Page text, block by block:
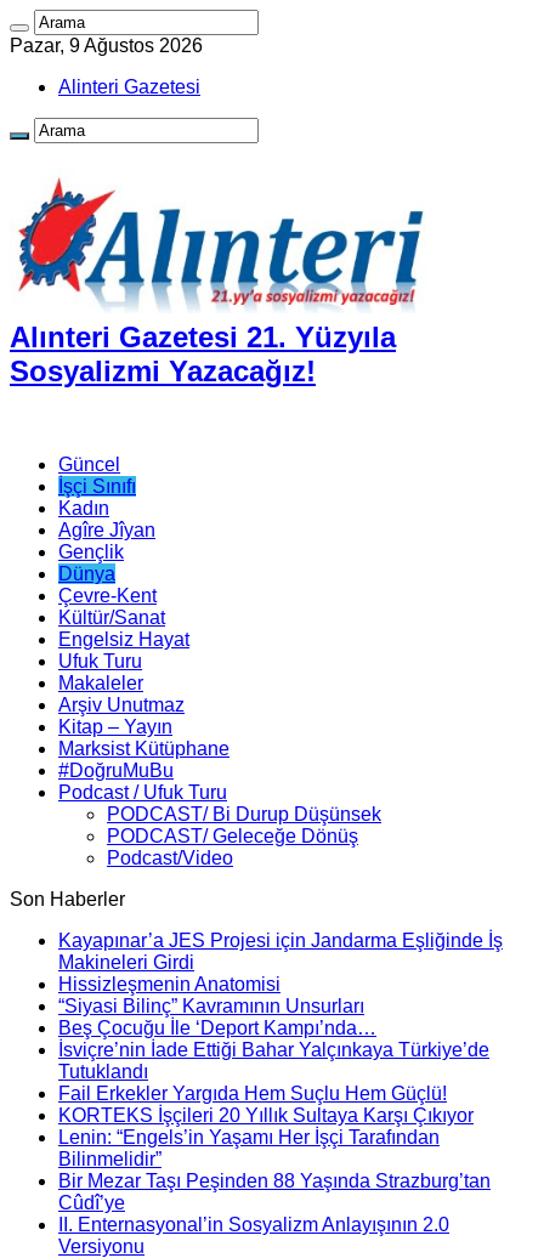
Pazar, 9 Ağustos 2026
Alinteri Gazetesi
Alınteri Gazetesi 21. Yüzyıla
Sosyalizmi Yazacağız!
Güncel
İşçi Sınıfı
Kadın
Agîre Jîyan
Gençlik
Dünya
Çevre-Kent
Kültür/Sanat
Engelsiz Hayat
Ufuk Turu
Makaleler
Arşiv Unutmaz
Kitap – Yayın
Marksist Kütüphane
#DoğruMuBu
Podcast / Ufuk Turu
PODCAST/ Bi Durup Düşünsek
PODCAST/ Geleceğe Dönüş
Podcast/Video
Son Haberler
Kayapınar’a JES Projesi için Jandarma Eşliğinde İş
Makineleri Girdi
Hissizleşmenin Anatomisi
“Siyasi Bilinç” Kavramının Unsurları
Beş Çocuğu İle ‘Deport Kampı’nda…
İsviçre’nin İade Ettiği Bahar Yalçınkaya Türkiye’de
Tutuklandı
Fail Erkekler Yargıda Hem Suçlu Hem Güçlü!
KORTEKS İşçileri 20 Yıllık Sultaya Karşı Çıkıyor
Lenin: “Engels’in Yaşamı Her İşçi Tarafından
Bilinmelidir”
Bir Mezar Taşı Peşinden 88 Yaşında Strazburg’tan
Cûdî’ye
II. Enternasyonal’in Sosyalizm Anlayışının 2.0
Versiyonu